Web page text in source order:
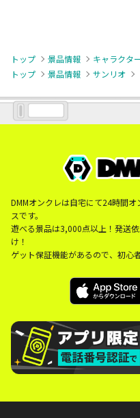
トップ 景品情報 キャラクタ
トップ
景品情報 サンリオ
DMMオンクレは自宅にて24時間
スです。
遊べる景品は3,000点以上！発送
け！
ゲット保証機能があるので、初心